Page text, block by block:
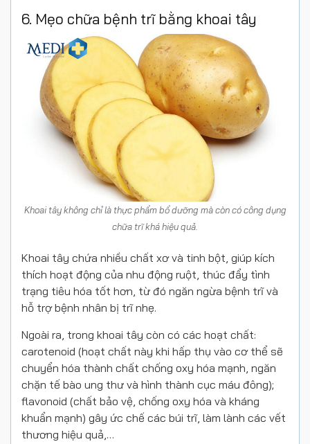
6. Mẹo chữa bệnh trĩ bằng khoai tây
Khoai tây không chỉ là thực phẩm bổ dưỡng mà còn có công dụng
chữa trĩ khá hiệu quả.
Khoai tây chứa nhiều chất xơ và tinh bột, giúp kích
thích hoạt động của nhu động ruột, thúc đẩy tình
trạng tiêu hóa tốt hơn, từ đó ngăn ngừa bệnh trĩ và
hỗ trợ bệnh nhân bị trĩ nhẹ.
Ngoài ra, trong khoai tây còn có các hoạt chất:
carotenoid (hoạt chất này khi hấp thụ vào cơ thể sẽ
chuyển hóa thành chất chống oxy hóa mạnh, ngăn
chặn tế bào ung thư và hình thành cục máu đông);
flavonoid (chất bảo vệ, chống oxy hóa và kháng
khuẩn mạnh) gây ức chế các búi trĩ, làm lành các vết
thương hiệu quả,…